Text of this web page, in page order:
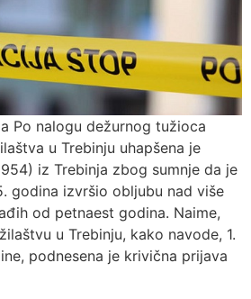
Po nalogu dežurnog tužioca
u Trebinju uhapšena je
iz Trebinja zbog sumnje da je
godina izvršio obljubu nad više
od petnaest godina. Naime,
u Trebinju, kako navode, 1.
podnesena je krivična prijava